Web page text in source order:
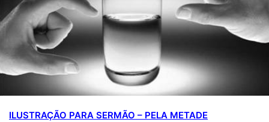
ILUSTRAÇÃO PARA SERMÃO – PELA METADE